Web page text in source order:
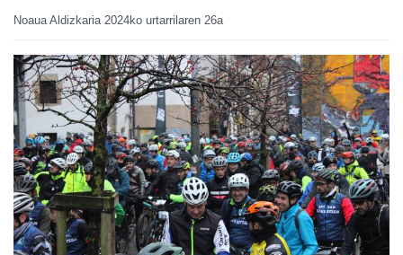
Noaua Aldizkaria 2024ko urtarrilaren 26a